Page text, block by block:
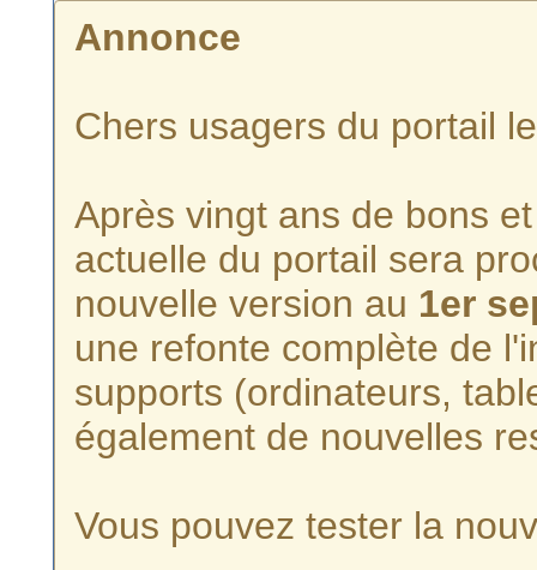
Annonce
Chers usagers du portail
Après vingt ans de bons
actuelle du portail sera
nouvelle version au 1er
une refonte complète de
supports (ordinateurs,
également de nouvelles
Vous pouvez tester la